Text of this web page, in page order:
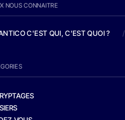
NOUS CONNAITRE
C'EST QUI, C'EST QUOI ? /